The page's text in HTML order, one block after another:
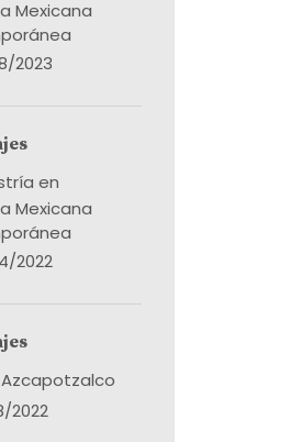
Mexicana
2023
en
Mexicana
2022
Azcapotzalco
2022